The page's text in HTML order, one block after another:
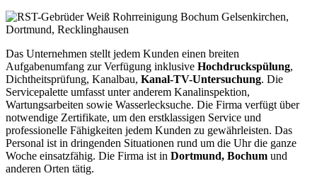
Das Unternehmen stellt jedem Kunden einen breiten
Aufgabenumfang zur Verfügung inklusive Hochdruckspülung,
Dichtheitsprüfung, Kanalbau, Kanal-TV-Untersuchung. Die
Servicepalette umfasst unter anderem Kanalinspektion,
Wartungsarbeiten sowie Wasserlecksuche. Die Firma verfügt über
notwendige Zertifikate, um den erstklassigen Service und
professionelle Fähigkeiten jedem Kunden zu gewährleisten. Das
Personal ist in dringenden Situationen rund um die Uhr die ganze
Woche einsatzfähig. Die Firma ist in Dortmund, Bochum und
anderen Orten tätig.